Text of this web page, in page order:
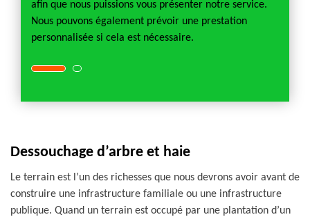
afin que nous puissions vous présenter notre service.
Nous pouvons également prévoir une prestation
personnalisée si cela est nécessaire.
Dessouchage d’arbre et haie
Le terrain est l’un des richesses que nous devrons avoir avant de
construire une infrastructure familiale ou une infrastructure
publique. Quand un terrain est occupé par une plantation d’un